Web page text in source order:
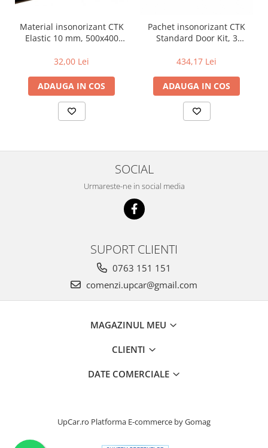
Material insonorizant CTK
Elastic 10 mm, 500x400
32,00 Lei
ADAUGA IN COS
Pachet insonorizant CTK
Standard Door Kit, 3
434,17 Lei
ADAUGA IN COS
SOCIAL
Urmareste-ne in social media
SUPORT CLIENTI
0763 151 151
comenzi.upcar@gmail.com
MAGAZINUL MEU
CLIENTI
DATE COMERCIALE
UpCar.ro Platforma E-commerce by Gomag